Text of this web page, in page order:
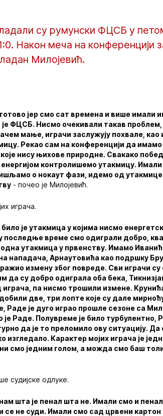
су румунски ФЦСБ у
Након меча на конференцији
Милојевић.
јер смо сат времена и више имали
је ФЦСБ. Нисмо очекивали такав
мање, играчи заслужују похвале, као
Рекао сам на конференцији да имамо
нису њихове природне. Свакако
контролишемо утакмицу.
о нокаут фази, идемо од
- почео је Милојевић.
играча.
је утакмица у којима нисмо
последње време смо одиграли добро,
утакмица у првенству. Имамо
нападача, Арнаутовића као подршку
измену због повреде. Сви играчи
су добро одиграла оба бека,
па нисмо трошили измене.
две, три лопте које су дале
Раде је дуго играо прошле сезоне са
Раде. Полувреме је било турбулентно,
да је то преломило ову ситуацију. Да
изгледало. Карактер мојих играча је
смо једним голом, а можда смо баш
судијске одлуке.
шта је пенал шта не. Имали смо и
не суди. Имали смо сад црвени картон